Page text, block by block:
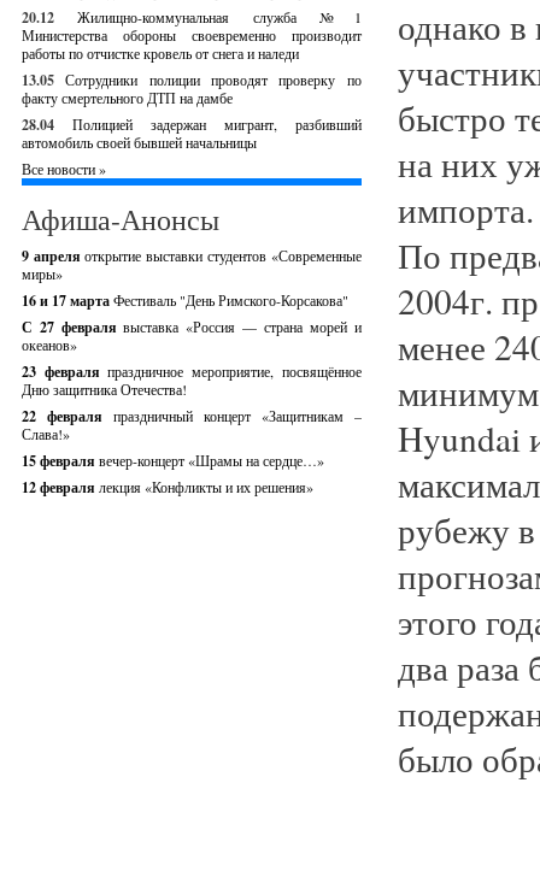
20.12
Жилищно-коммунальная служба №1
Министерства обороны своевременно производит
работы по отчистке кровель от снега и наледи
13.05 Сотрудники полиции проводят проверку по
факту смертельного ДТП на дамбе
28.04
Полицией задержан мигрант, разбивший
автомобиль своей бывшей начальницы
Все новости »
Афиша-Анонсы
9 апреляоткрытие выставки студентов «Современные
миры»
16 и 17 мартаФестиваль "День Римского-Корсакова"
С 27 февралявыставка «Россия — страна морей и
океанов»
23 февраляпраздничное мероприятие, посвящённое
Дню защитника Отечества!
22 февраля праздничный концерт «Защитникам –
Слава!»
15 февраля вечер-концерт «Шрамы на сердце…»
12 февраля лекция «Конфликты и их решения»
однако
быстро
на них
импорта.
По
2004г.
менее
минимум
Hyundai
рубежу
этого
два
было